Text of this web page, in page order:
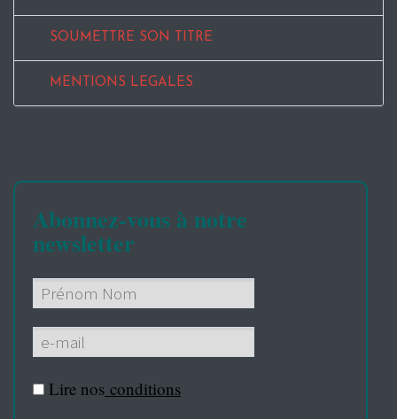
SOUMETTRE SON TITRE
MENTIONS LEGALES
Abonnez-vous à notre
newsletter
Lire nos conditions